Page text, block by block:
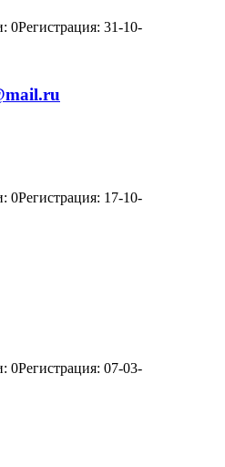
0Регистрация: 31-10-
0Регистрация: 17-10-
0Регистрация: 07-03-